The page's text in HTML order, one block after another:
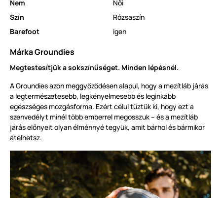
Nem
Női
Szín
Rózsaszín
Barefoot
igen
Márka Groundies
Megtestesítjük a sokszínűséget. Minden lépésnél.
A Groundies azon meggyőződésen alapul, hogy a mezítláb járás
a legtermészetesebb, legkényelmesebb és leginkább
egészséges mozgásforma. Ezért célul tűztük ki, hogy ezt a
szenvedélyt minél több emberrel megosszuk – és a mezítláb
járás előnyeit olyan élménnyé tegyük, amit bárhol és bármikor
átélhetsz.